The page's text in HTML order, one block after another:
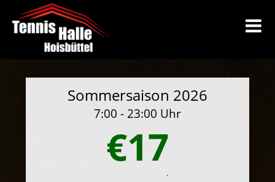
Sommersaison 2026
7:00 - 23:00 Uhr
€17
.